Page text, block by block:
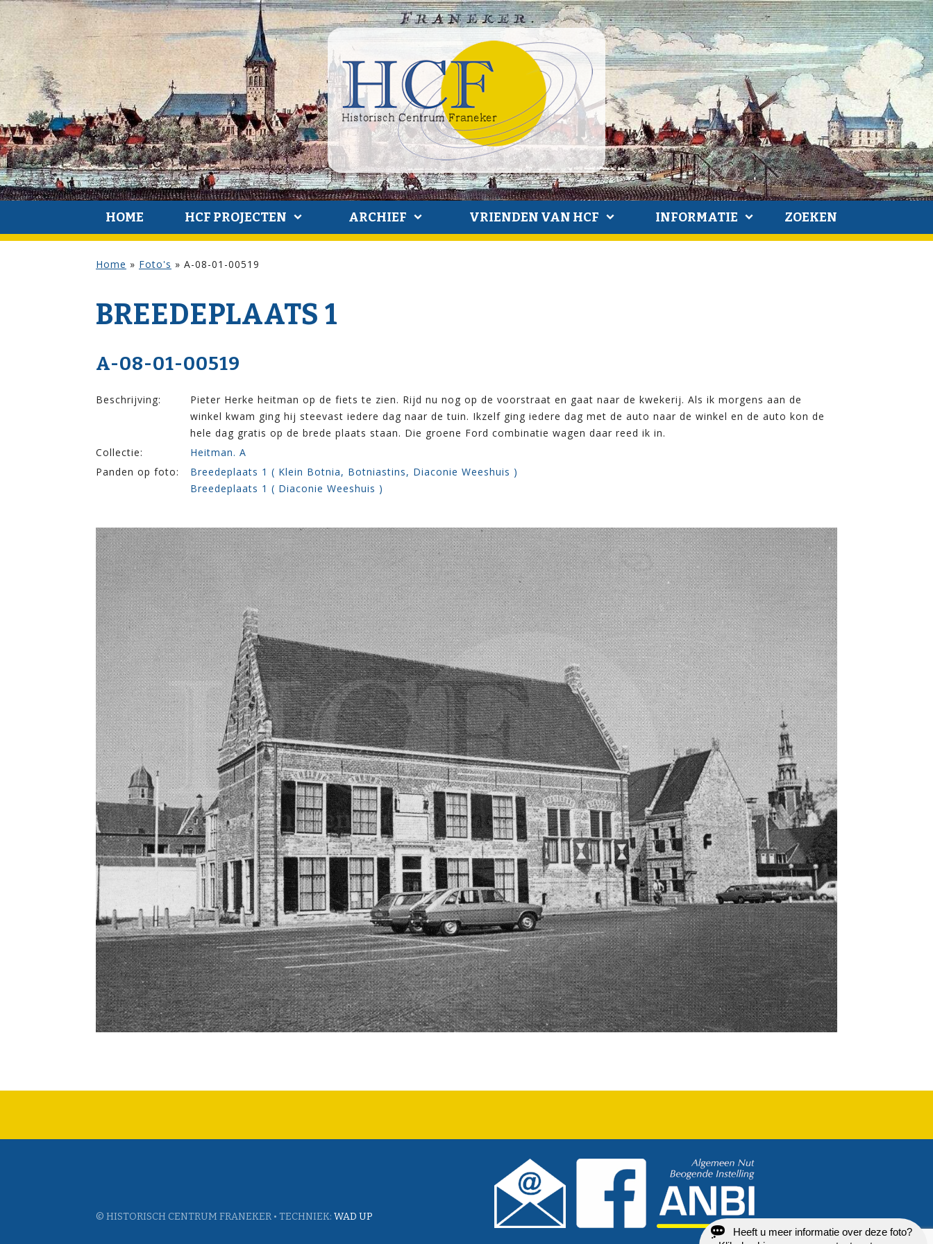
HOME HCF PROJECTEN ARCHIEF VRIENDEN VAN HCF INFORMATIE ZOEKEN
Home » Foto's » A-08-01-00519
BREEDEPLAATS 1
A-08-01-00519
Beschrijving:
Pieter Herke heitman op de fiets te zien. Rijd nu nog op de voorstraat en gaat naar de kwekerij. Als ik morgens aan de
winkel kwam ging hij steevast iedere dag naar de tuin. Ikzelf ging iedere dag met de auto naar de winkel en de auto kon de
hele dag gratis op de brede plaats staan. Die groene Ford combinatie wagen daar reed ik in.
Collectie:
Heitman. A
Panden op foto:
Breedeplaats 1 ( Klein Botnia, Botniastins, Diaconie Weeshuis )
Breedeplaats 1 ( Diaconie Weeshuis )
© HISTORISCH CENTRUM FRANEKER • TECHNIEK: WAD UP
Heeft u meer informatie over deze foto?